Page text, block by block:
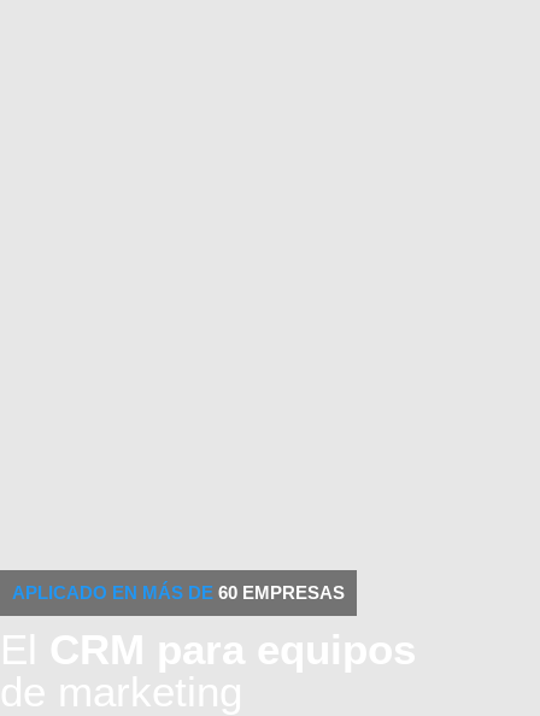
APLICADO EN MÁS DE 60 EMPRESAS
El CRM para equipos
de marketing